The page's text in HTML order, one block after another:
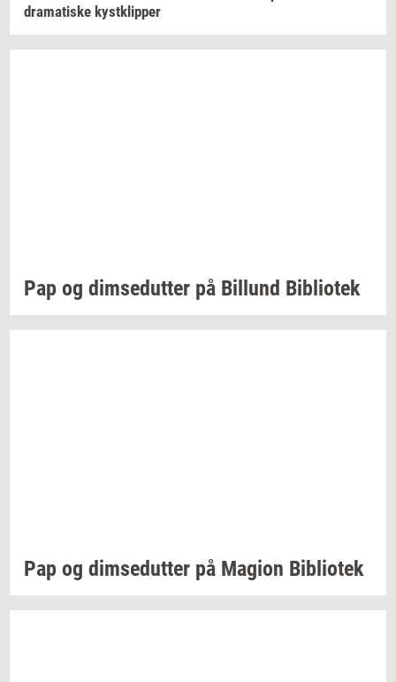
dra­ma­ti­ske kyst­klip­per
Pap og dim­se­dut­ter på Bil­lund Bi­bli­o­tek
Pap og dim­se­dut­ter på Magion Bi­bli­o­tek